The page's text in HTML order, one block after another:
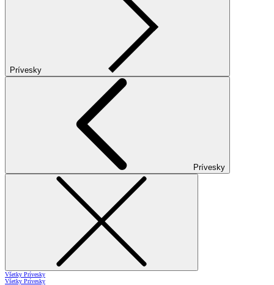
Prívesky
Prívesky
Všetky Prívesky
Všetky Prívesky